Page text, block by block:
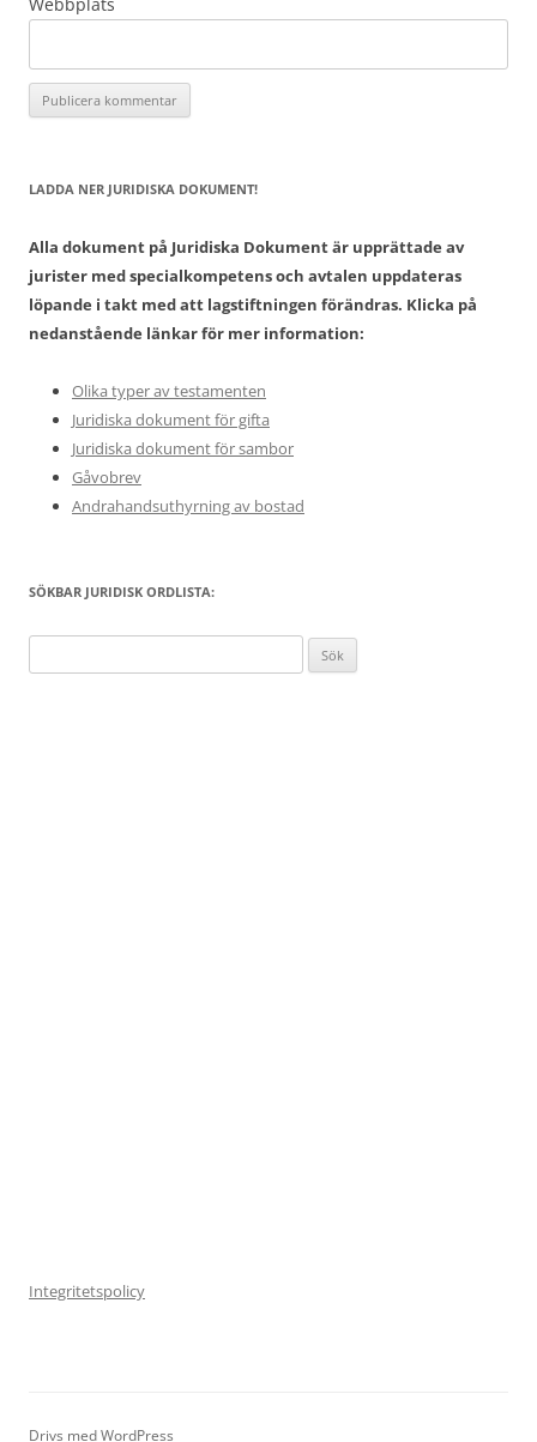
LADDA NER JURIDISKA DOKUMENT!
Alla dokument på Juridiska Dokument är upprättade av
jurister med specialkompetens och avtalen uppdateras
löpande i takt med att lagstiftningen förändras. Klicka på
nedanstående länkar för mer information:
Olika typer av testamenten
Juridiska dokument för gifta
Juridiska dokument för sambor
Gåvobrev
Andrahandsuthyrning av bostad
SÖKBAR JURIDISK ORDLISTA:
efter:
Integritetspolicy
Drivs med WordPress